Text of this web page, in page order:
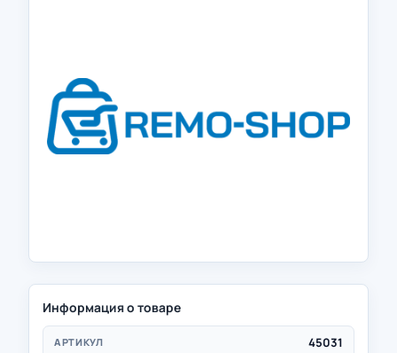
Информация о товаре
АРТИКУЛ 45031